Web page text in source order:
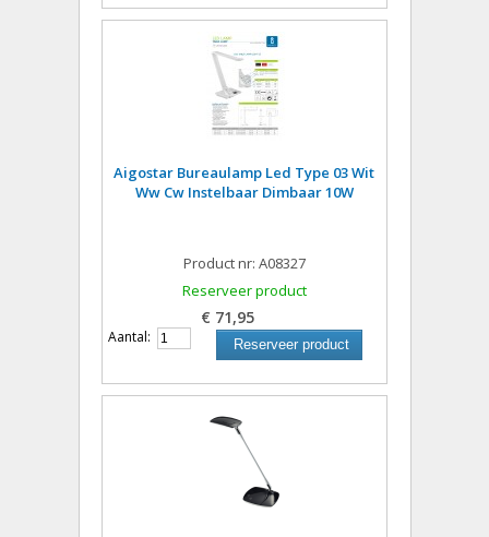
Aigostar Bureaulamp Led Type 03 Wit
Ww Cw Instelbaar Dimbaar 10W
Product nr: A08327
Reserveer product
€ 71,95
Aantal: Reserveer product